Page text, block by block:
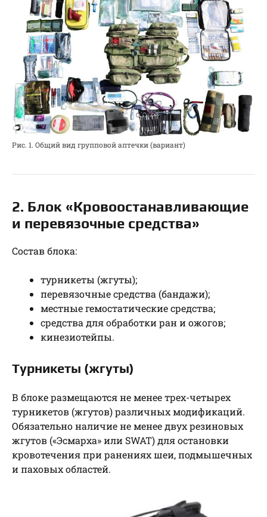
Рис. 1. Общий вид групповой аптечки (вариант)
2. Блок «Кровоостанавливающие
и перевязочные средства»
Состав блока:
турникеты (жгуты);
перевязочные средства (бандажи);
местные гемостатические средства;
средства для обработки ран и ожогов;
кинезиотейпы.
Турникеты (жгуты)
В блоке размещаются не менее трех-четырех
турникетов (жгутов) различных модификаций.
Обязательно наличие не менее двух резиновых
жгутов («Эсмарха» или SWAT) для остановки
кровотечения при ранениях шеи, подмышечных
и паховых областей.